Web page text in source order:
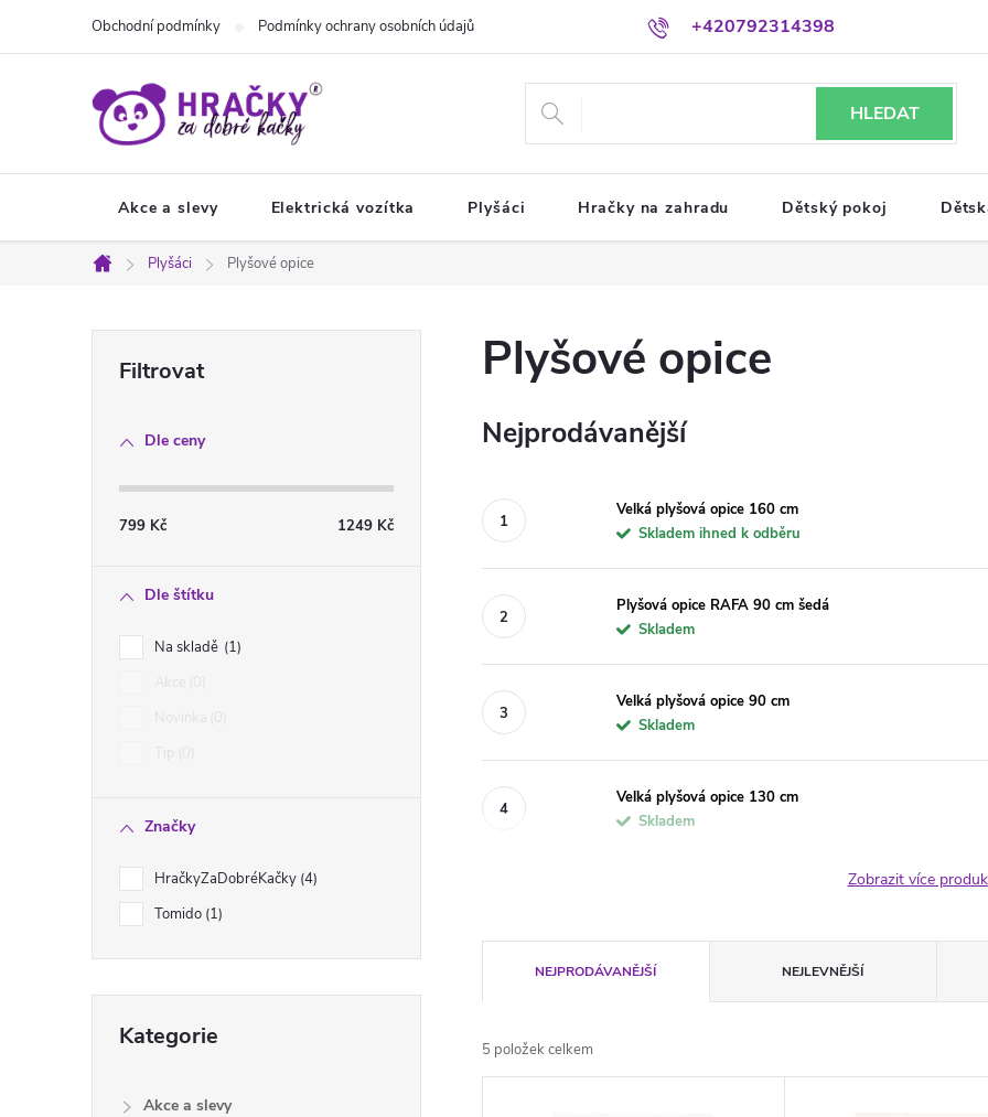
+420792314398
Obchodní podmínky Podmínky ochrany osobních údajů
HLEDAT
Akce a slevy Elektrická vozítka Plyšáci Hračky na zahradu Dětský pokoj
Domů
Plyšáci Plyšové opice
n
Dle ceny
799 Kč 1249 Kč
Dle štítku
Na skladě 1
Značky
HračkyZaDobréKačky 4
Tomido 1
kategorie
Kategorie
Akce a slevy
Plyšové opice
Nejprodávanější
Velká plyšová opice 160 cm
Skladem ihned k odběru
Plyšová opice RAFA 90 cm šedá
Skladem
Velká plyšová opice 90 cm
Skladem
Velká plyšová opice 130 cm
Skladem
Zobrazit více
a
z
NEJPRODÁVANĚJŠÍ NEJLEVNĚJŠÍ
5 položek celkem